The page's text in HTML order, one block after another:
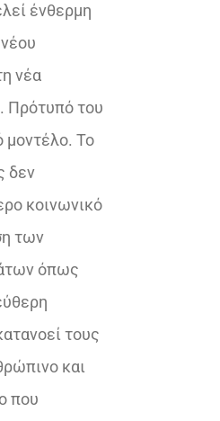
ένθερμη
νέα
Πρότυπό του
μοντέλο. Το
δεν
κοινωνικό
των
όπως
τους
και
που